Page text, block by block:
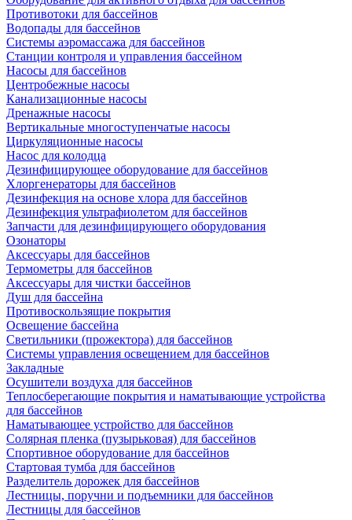
Противотоки для бассейнов
Водопады для бассейнов
Системы аэромассажа для бассейнов
Станции контроля и управления бассейном
Насосы для бассейнов
Центробежные насосы
Канализационные насосы
Дренажные насосы
Вертикальные многоступенчатые насосы
Циркуляционные насосы
Насос для колодца
Дезинфицирующее оборудование для бассейнов
Хлоргенераторы для бассейнов
Дезинфекция на основе хлора для бассейнов
Дезинфекция ультрафиолетом для бассейнов
Запчасти для дезинфицирующего оборудования
Озонаторы
Аксессуары для бассейнов
Термометры для бассейнов
Аксессуары для чистки бассейнов
Душ для бассейна
Противоскользящие покрытия
Освещение бассейна
Светильники (прожектора) для бассейнов
Системы управления освещением для бассейнов
Закладные
Осушители воздуха для бассейнов
Теплосберегающие покрытия и наматывающие устройства
для бассейнов
Наматывающее устройство для бассейнов
Солярная пленка (пузырьковая) для бассейнов
Спортивное оборудование для бассейнов
Стартовая тумба для бассейнов
Разделитель дорожек для бассейнов
Лестницы, поручни и подъемники для бассейнов
Лестницы для бассейнов